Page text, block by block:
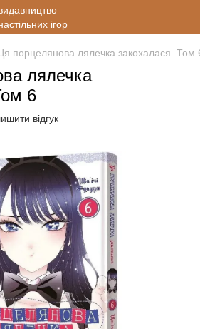
порцелянова лялечка закохалася. Том
лялечка
6
відгук